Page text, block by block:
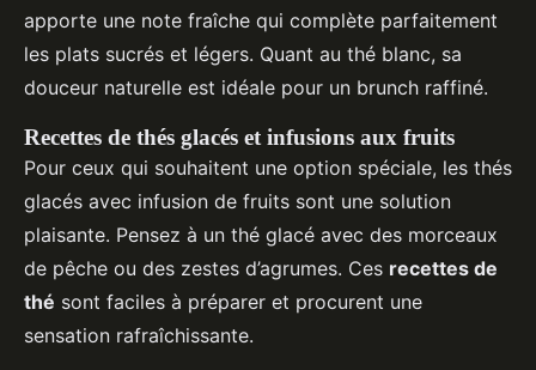
apporte une note fraîche qui complète parfaitement
les plats sucrés et légers. Quant au thé blanc, sa
douceur naturelle est idéale pour un brunch raffiné.
Recettes de thés glacés et infusions aux fruits
Pour ceux qui souhaitent une option spéciale, les thés
glacés avec infusion de fruits sont une solution
plaisante. Pensez à un thé glacé avec des morceaux
de pêche ou des zestes d’agrumes. Ces recettes de
thé sont faciles à préparer et procurent une
sensation rafraîchissante.